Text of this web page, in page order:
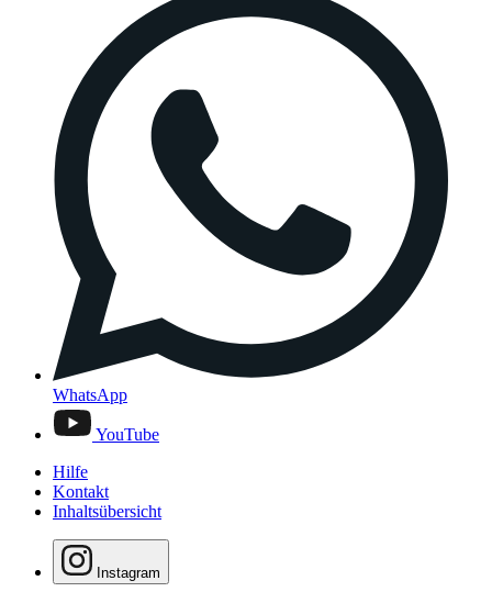
WhatsApp
YouTube
Hilfe
Kontakt
Inhaltsübersicht
Instagram